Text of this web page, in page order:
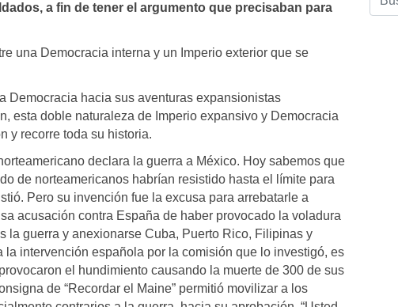
a fin de tener el argumento que precisaban para
una Democracia interna y un Imperio exterior que se
Democracia hacia sus aventuras expansionistas
esta doble naturaleza de Imperio expansivo y Democracia
y recorre toda su historia.
declara la guerra a México. Hoy sabemos que
de norteamericanos habrían resistido hasta el límite para
Pero su invención fue la excusa para arrebatarle a
acusación contra España de haber provocado la voladura
la guerra y anexionarse Cuba, Puerto Rico, Filipinas y
intervención española por la comisión que lo investigó, es
el hundimiento causando la muerte de 300 de sus
de “Recordar el Maine” permitió movilizar a los